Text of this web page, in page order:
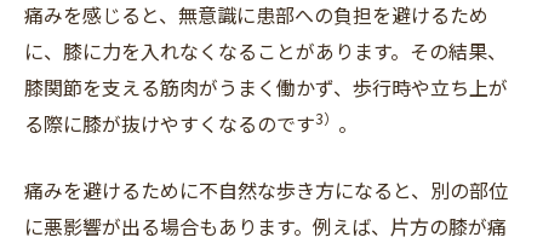
痛みを感じると、無意識に患部への負担を避けるため
に、膝に力を入れなくなることがあります。その結果、
膝関節を支える筋肉がうまく働かず、歩行時や立ち上が
る際に膝が抜けやすくなるのです3） 。
痛みを避けるために不自然な歩き方になると、別の部位
に悪影響が出る場合もあります。例えば、片方の膝が痛